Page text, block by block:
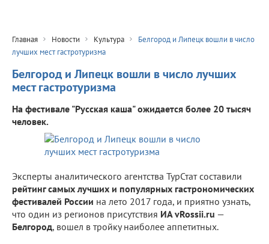
Главная Новости Культура
Белгород и Липецк вошли в число
лучших мест гастротуризма
Белгород и Липецк вошли в число лучших
мест гастротуризма
На фестивале "Русская каша" ожидается более 20 тысяч
человек.
Эксперты аналитического агентства ТурСтат составили
рейтинг самых лучших и популярных гастрономических
фестивалей России на лето 2017 года, и приятно узнать,
что один из регионов присутствия ИА vRossii.ru —
Белгород, вошел в тройку наиболее аппетитных.